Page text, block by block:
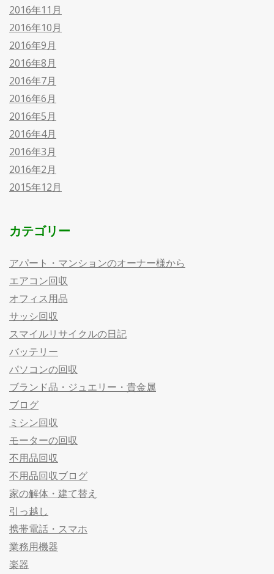
2016年11月
2016年10月
2016年9月
2016年8月
2016年7月
2016年6月
2016年5月
2016年4月
2016年3月
2016年2月
2015年12月
カテゴリー
アパート・マンションのオーナー様から
エアコン回収
オフィス用品
サッシ回収
スマイルリサイクルの日記
バッテリー
パソコンの回収
ブランド品・ジュエリー・貴金属
ブログ
ミシン回収
モーターの回収
不用品回収
不用品回収ブログ
家の解体・建て替え
引っ越し
携帯電話・スマホ
業務用機器
楽器